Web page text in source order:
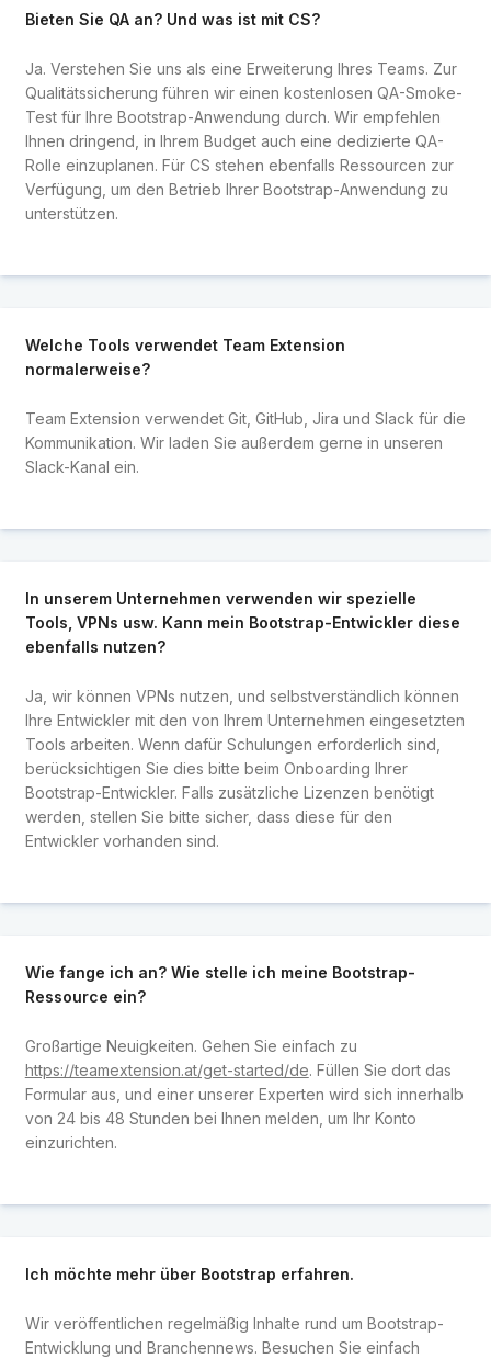
Bieten Sie QA an? Und was ist mit CS?
Ja. Verstehen Sie uns als eine Erweiterung Ihres Teams. Zur
Qualitätssicherung führen wir einen kostenlosen QA-Smoke-
Test für Ihre Bootstrap-Anwendung durch. Wir empfehlen
Ihnen dringend, in Ihrem Budget auch eine dedizierte QA-
Rolle einzuplanen. Für CS stehen ebenfalls Ressourcen zur
Verfügung, um den Betrieb Ihrer Bootstrap-Anwendung zu
unterstützen.
Welche Tools verwendet Team Extension
normalerweise?
Team Extension verwendet Git, GitHub, Jira und Slack für die
Kommunikation. Wir laden Sie außerdem gerne in unseren
Slack-Kanal ein.
In unserem Unternehmen verwenden wir spezielle
Tools, VPNs usw. Kann mein Bootstrap-Entwickler diese
ebenfalls nutzen?
Ja, wir können VPNs nutzen, und selbstverständlich können
Ihre Entwickler mit den von Ihrem Unternehmen eingesetzten
Tools arbeiten. Wenn dafür Schulungen erforderlich sind,
berücksichtigen Sie dies bitte beim Onboarding Ihrer
Bootstrap-Entwickler. Falls zusätzliche Lizenzen benötigt
werden, stellen Sie bitte sicher, dass diese für den
Entwickler vorhanden sind.
Wie fange ich an? Wie stelle ich meine Bootstrap-
Ressource ein?
Großartige Neuigkeiten. Gehen Sie einfach zu
https://teamextension.at/get-started/de. Füllen Sie dort das
Formular aus, und einer unserer Experten wird sich innerhalb
von 24 bis 48 Stunden bei Ihnen melden, um Ihr Konto
einzurichten.
Ich möchte mehr über Bootstrap erfahren.
Wir veröffentlichen regelmäßig Inhalte rund um Bootstrap-
Entwicklung und Branchennews. Besuchen Sie einfach